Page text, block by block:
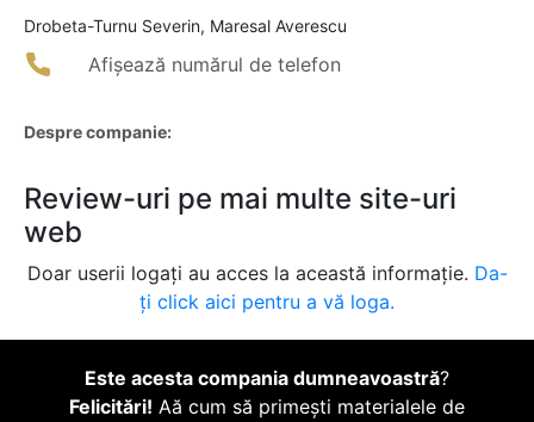
Drobeta-Turnu Severin, Maresal Averescu
Afișează numărul de telefon
Despre companie:
Review-uri pe mai multe site-uri
web
Doar userii logați au acces la această informație. Da-
ți click aici pentru a vă loga.
Este acesta compania dumneavoastră?
Felicitări! Aă cum să primești materialele de